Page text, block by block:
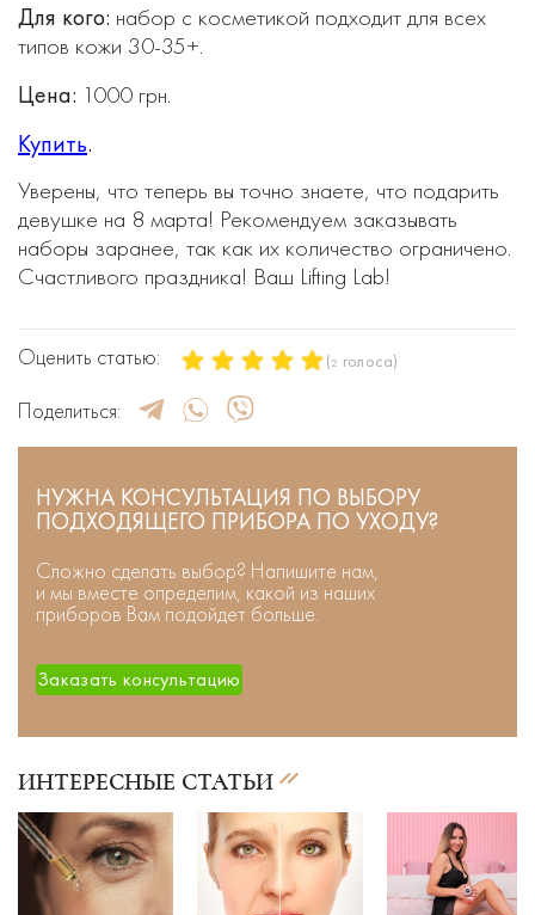
Для кого: набор с косметикой подходит для всех
типов кожи 30-35+.
Цена: 1000 грн.
Купить.
Уверены, что теперь вы точно знаете, что подарить
девушке на 8 марта! Рекомендуем заказывать
наборы заранее, так как их количество ограничено.
Счастливого праздника! Ваш Lifting Lab!
Оценить статью: (2 голоса)
Поделиться:
НУЖНА КОНСУЛЬТАЦИЯ ПО ВЫБОРУ
ПОДХОДЯЩЕГО ПРИБОРА ПО УХОДУ?
Сложно сделать выбор? Напишите нам,
и мы вместе определим, какой из наших
приборов Вам подойдет больше.
Заказать консультацию
ИНТЕРЕСНЫЕ СТАТЬИ